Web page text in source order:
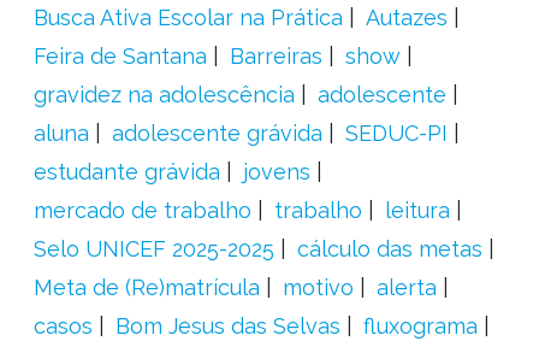
Busca Ativa Escolar na Prática
Autazes
Feira de Santana
Barreiras
show
gravidez na adolescência
adolescente
aluna
adolescente grávida
SEDUC-PI
estudante grávida
jovens
mercado de trabalho
trabalho
leitura
Selo UNICEF 2025-2025
cálculo das metas
Meta de (Re)matrícula
motivo
alerta
casos
Bom Jesus das Selvas
fluxograma